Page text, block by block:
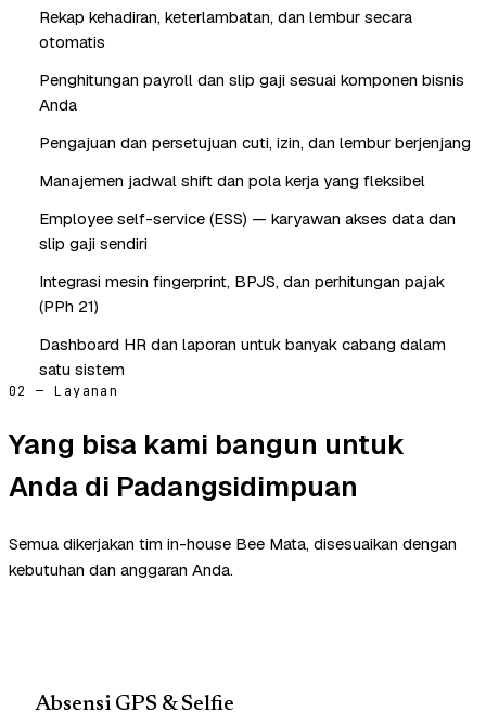
Rekap kehadiran, keterlambatan, dan lembur secara
otomatis
Penghitungan payroll dan slip gaji sesuai komponen bisnis
Anda
Pengajuan dan persetujuan cuti, izin, dan lembur berjenjang
Manajemen jadwal shift dan pola kerja yang fleksibel
Employee self-service (ESS) — karyawan akses data dan
slip gaji sendiri
Integrasi mesin fingerprint, BPJS, dan perhitungan pajak
(PPh 21)
Dashboard HR dan laporan untuk banyak cabang dalam
satu sistem
02 — Layanan
Yang bisa kami bangun untuk
Anda di Padangsidimpuan
Semua dikerjakan tim in-house Bee Mata, disesuaikan dengan
kebutuhan dan anggaran Anda.
Absensi GPS & Selfie